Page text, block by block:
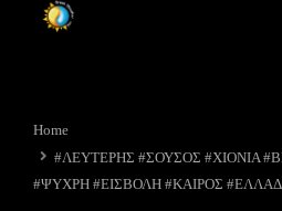
Home
#ΛΕΥΤΕΡΗΣ #ΣΟΥΣΟΣ #ΧΙΟΝΙΑ
#ΨΥΧΡΗ #ΕΙΣΒΟΛΗ #ΚΑΙΡΟΣ